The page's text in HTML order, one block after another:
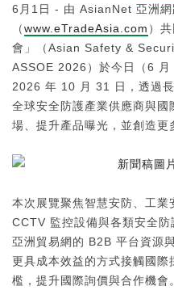
6月1日 - 由 AsianNet 亞洲
（www.eTradeAsia.com ）
會」（Asian Safety &
ASSOE 2026）於今日（6
2026 年 10 月 31 日，透過
全球安全防護產業供應商與
場、提升產品曝光，並創造更
本次展覽聚焦智慧安防、工業
CCTV 監控設備與各類安全
亞洲貿易網的 B2B 平台資源
更具成本效益的方式接觸國
檻，提升國際詢價與合作機會。